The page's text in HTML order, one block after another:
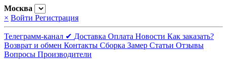
Москва
× Войти Регистрация
Телеграмм-канал ✔ Доставка Оплата Новости Как заказать?
Возврат и обмен Контакты Сборка Замер Статьи Отзывы
Вопросы Производители